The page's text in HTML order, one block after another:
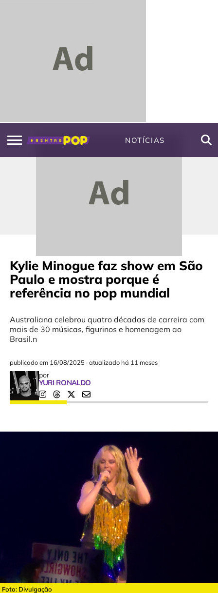
NOTÍCIAS
Kylie Minogue faz show em São
Paulo e mostra porque é
referência no pop mundial
Australiana celebrou quatro décadas de carreira com
mais de 30 músicas, figurinos e homenagem ao
Brasil.n
publicado em 16/08/2025 ·atualizado há 11 meses
por
YURI RONALDO
Foto: Divulgação